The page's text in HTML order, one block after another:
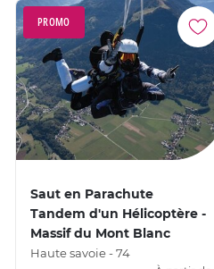
PROMO
Saut en Parachute
Tandem d'un Hélicoptère -
Massif du Mont Blanc
Haute savoie - 74